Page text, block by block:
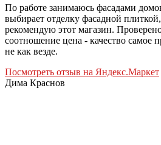
По работе занимаюсь фасадами
выбирает отделку фасадной
рекомендую этот магазин.
соотношение цена - качество самое
не как везде.
Посмотреть отзыв на Яндекс.Маркет
Дима Краснов